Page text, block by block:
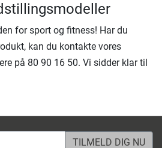
for sport og fitness! Har du
kan du kontakte vores
på 80 90 16 50. Vi sidder klar til